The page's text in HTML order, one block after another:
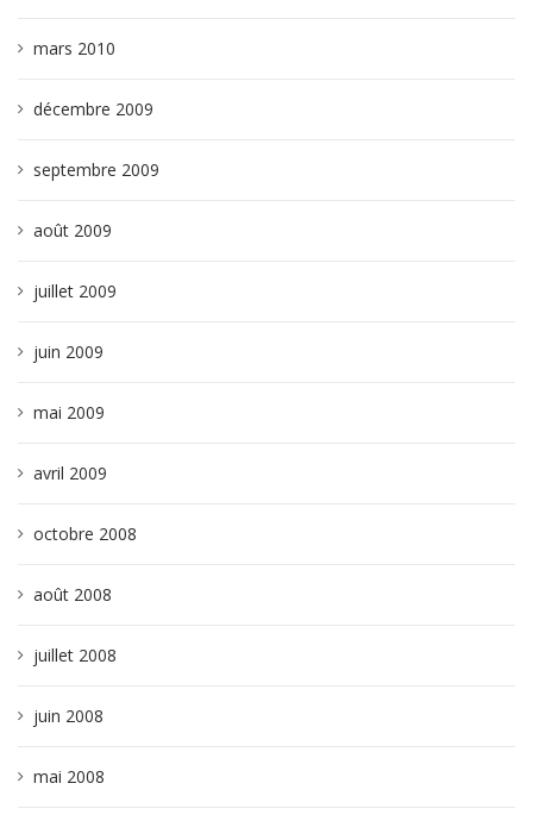
mars 2010
décembre 2009
septembre 2009
août 2009
juillet 2009
juin 2009
mai 2009
avril 2009
octobre 2008
août 2008
juillet 2008
juin 2008
mai 2008